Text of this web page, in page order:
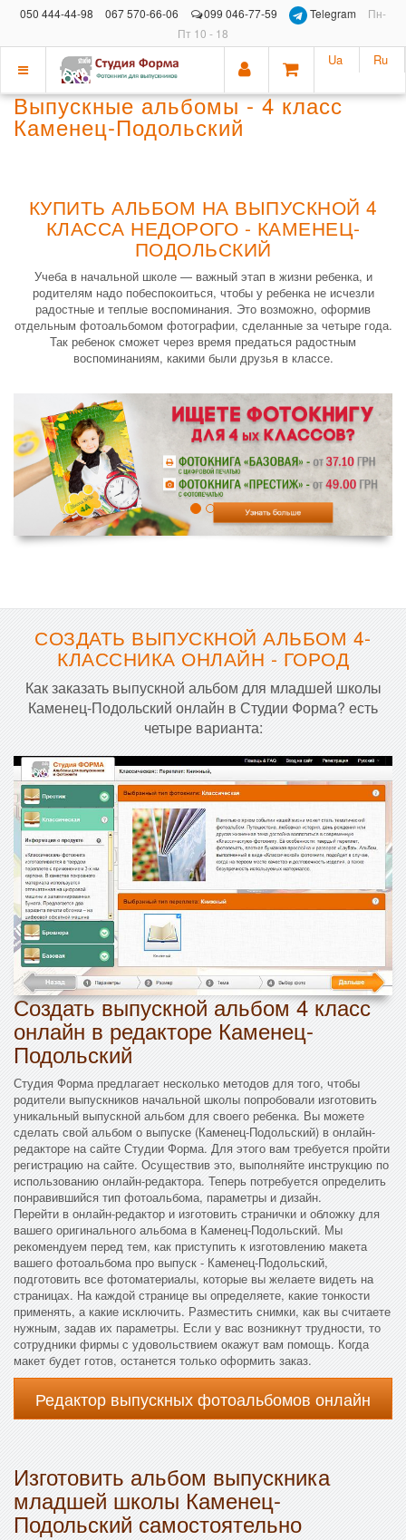
050 444-44-98 067 570-66-06 099 046-77-59 Telegram
Пн-
Пт 10 - 18
Показать
меню
Ua Ru
Выпускные альбомы - 4 класс
Каменец-Подольский
КУПИТЬ АЛЬБОМ НА ВЫПУСКНОЙ 4
КЛАССА НЕДОРОГО - КАМЕНЕЦ-
ПОДОЛЬСКИЙ
Учеба в начальной школе — важный этап в жизни ребенка, и
родителям надо побеспокоиться, чтобы у ребенка не исчезли
радостные и теплые воспоминания. Это возможно, оформив
отдельным фотоальбомом фотографии, сделанные за четыре года.
Так ребенок сможет через время предаться радостным
воспоминаниям, какими были друзья в классе.
СОЗДАТЬ ВЫПУСКНОЙ АЛЬБОМ 4-
КЛАССНИКА ОНЛАЙН - ГОРОД
Как заказать выпускной альбом для младшей школы
Каменец-Подольский онлайн в Студии Форма? есть
четыре варианта:
Создать выпускной альбом 4 класс
онлайн в редакторе Каменец-
Подольский
Студия Форма предлагает несколько методов для того, чтобы
родители выпускников начальной школы попробовали изготовить
уникальный выпускной альбом для своего ребенка. Вы можете
сделать свой альбом о выпуске (Каменец-Подольский) в онлайн-
редакторе на сайте Студии Форма. Для этого вам требуется пройти
регистрацию на сайте. Осуществив это, выполняйте инструкцию по
использованию онлайн-редактора. Теперь потребуется определить
понравившийся тип фотоальбома, параметры и дизайн.
Перейти в онлайн-редактор и изготовить странички и обложку для
вашего оригинального альбома в Каменец-Подольский. Мы
рекомендуем перед тем, как приступить к изготовлению макета
вашего фотоальбома про выпуск - Каменец-Подольский,
подготовить все фотоматериалы, которые вы желаете видеть на
страницах. На каждой странице вы определяете, какие тонкости
применять, а какие исключить. Разместить снимки, как вы считаете
нужным, задав их параметры. Если у вас возникнут трудности, то
сотрудники фирмы с удовольствием окажут вам помощь. Когда
макет будет готов, останется только оформить заказ.
Редактор выпускных фотоальбомов онлайн
Изготовить альбом выпускника
младшей школы Каменец-
Подольский самостоятельно